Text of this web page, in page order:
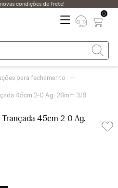
condições de frete!
0
para fechamento
45cm 2-0 Ag. 26mm 3/8
45cm 2-0 Ag.